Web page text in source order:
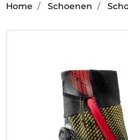
Home Schoenen